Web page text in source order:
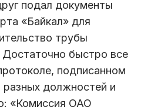
подал документы
«Байкал» для
трубы
быстро все
подписанном
должностей и
«Комиссия ОАО